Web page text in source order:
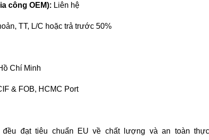
công OEM): Liên hệ
TT, L/C hoặc trả trước 50%
Chí Minh
& FOB, HCMC Port
đều đạt tiêu chuẩn EU về chất lượng và an toàn